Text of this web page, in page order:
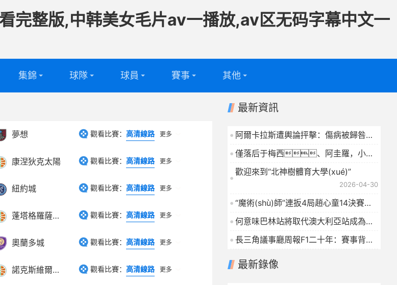
完整版,中韩美女毛片av一播放,av区无码字幕中文一
集錦 球隊
籃球球隊
球員
籃球球員
賽事 其他
專題
問答
夢想 觀看比賽：高清線路 更多
康涅狄克太陽 觀看比賽：高清線路 更多
紐約城 觀看比賽：高清線路 更多
蓬塔格羅薩鐵路工人 觀看比賽：高清線路 更多
奧蘭多城 觀看比賽：高清線路 更多
諾克斯維爾部隊 觀看比賽：高清線路 更多
最新資訊
阿爾卡拉斯遭輿論抨擊：傷病被歸咎于
場外生活，高爾夫成誘因
2026-04-30
僅落后于梅西、阿圭羅，小蜘
蛛躋身阿根廷球員歐冠射手榜前三
2026-04-30
歡迎來到“北神樹體育大學(xué)”
2026-04-30
“魔術(shù)師”連扳4局趙心童14決賽第
一階段暫時落后
2026-04-30
何意味巴林站將取代澳大利亞站成為
2027賽季F1揭幕戰(zhàn)
2026-04-30
長三角議事廳周報F1二十年：賽事背后
最新錄像